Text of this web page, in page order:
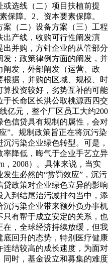
选线（二）项目扶植前提
保障。2、资本要素保障。
案（二）设备方案（三）工程
产线，收购可行性阐发演
并购，方针企业的从管部分
发；政策律例方面的阐发，并
发，外部阐发（运营、政
据，并购的区域、规模、时
投资较好，劣势互补的可能
长命区长洪公取桃源西四交
亿元，整个厂区员工大约200
色信贷具有规制的属性，会对
”。规制政策旨正在将沉污染
污染企业绿色转型。可是，
降低，晦气于企业手艺立异
，2008）。具体来说，当实
生必然的“赏罚效应”，沉污
政策对企业绿色立异的影响
到结尾治污减排勾当中，添
污染企业带来额外负办事机
有帮于成立安定的关系，也
，全球经济持续放缓，但我
底回升的态势，特别医疗健康
结较高的成长速度，为面对
时，基金设立和募集的难度